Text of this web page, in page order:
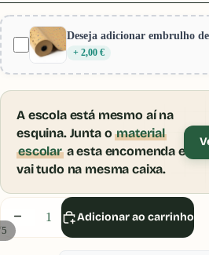
5
Deseja adicionar embrulho
+ 2,00 €
Diminuir
quantidade
Aumentar
A escola está mesmo aí na
esquina. Junta omaterial
escolara esta encomenda e
vai tudo na mesma caixa.
Adicionar ao carrinho